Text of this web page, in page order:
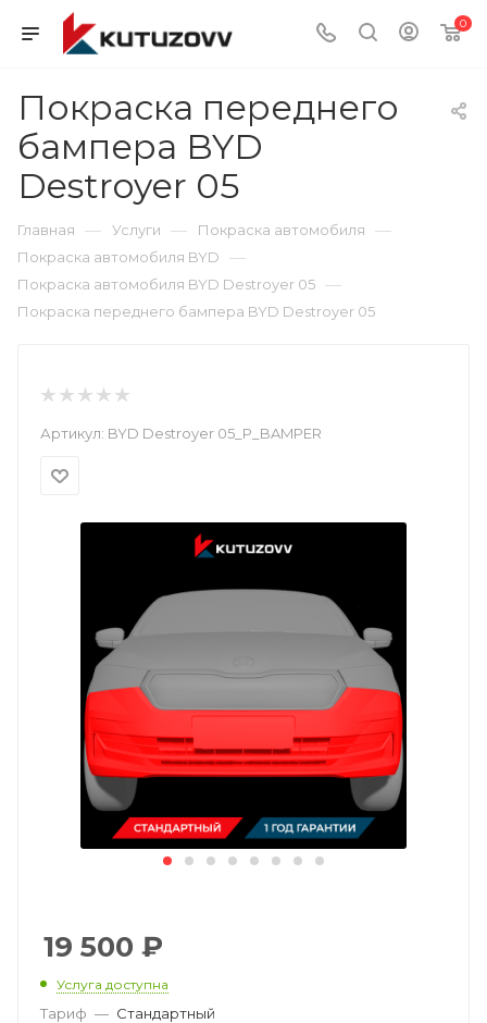
0
Покраска переднего
бампера BYD
Destroyer 05
Главная — Услуги — Покраска автомобиля —
Покраска автомобиля BYD —
Покраска автомобиля BYD Destroyer 05 —
Покраска переднего бампера BYD Destroyer 05
Артикул: BYD Destroyer 05_P_BAMPER
19 500 ₽
Услуга доступна
Тариф — Стандартный